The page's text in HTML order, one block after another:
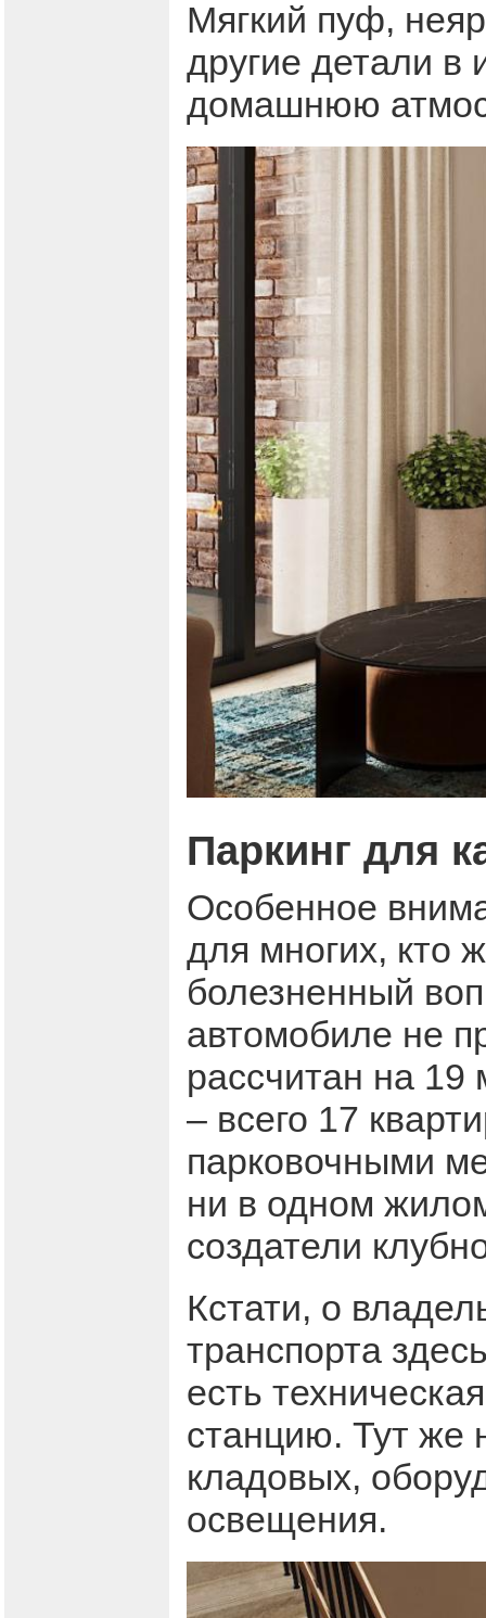
Мягкий пуф,
другие детали в
домашнюю
Паркинг для
Особенное
для многих, кто
болезненный
автомобиле не
рассчитан на
– всего 17
парковочными
ни в одном
создатели
Кстати, о
транспорта
есть
станцию. Тут же
кладовых,
освещения.